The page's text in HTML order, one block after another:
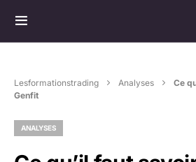
Lesformationstrading Analyses
Ce
Genfit
ANALYSES